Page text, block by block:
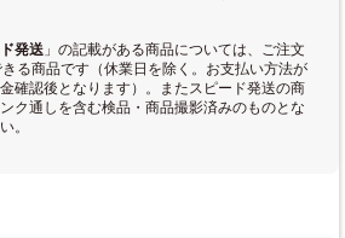
発送 」の記載がある商品については、ご注文
る商品です（休業日を除く。お支払い方法が
確認後となります）。またスピード発送の商
ク通しを含む検品・商品撮影済みのものとな
。